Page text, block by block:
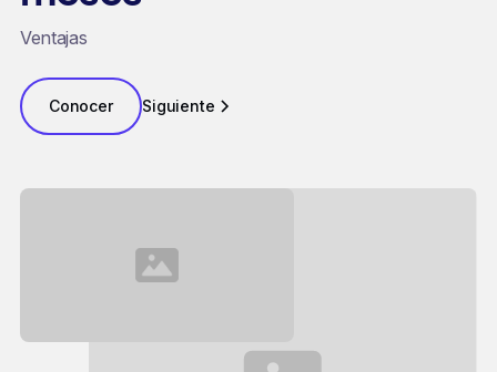
Ventajas
Conocer Siguiente